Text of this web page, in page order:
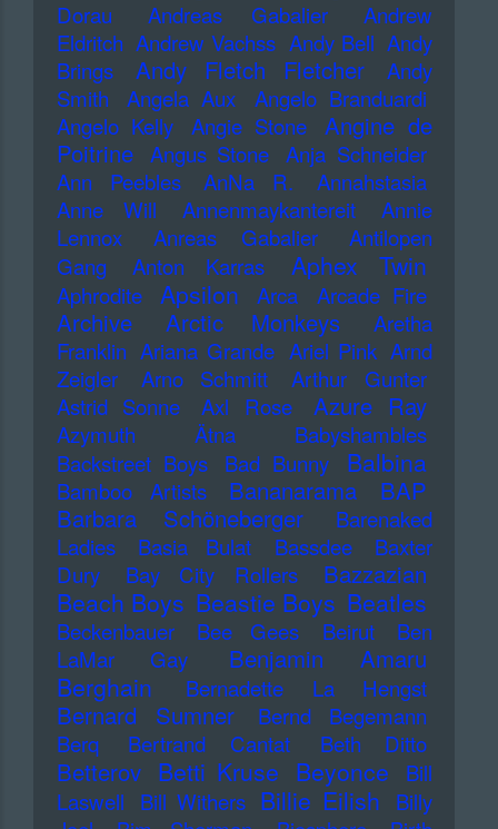
Dorau
Andreas Gabalier
Andrew
Eldritch Andrew Vachss Andy Bell Andy
Brings
Andy Fletch Fletcher
Andy
Smith
Angela Aux
Angelo Branduardi
Angelo Kelly
Angie Stone
Angine de
Poitrine Angus Stone Anja Schneider
Ann Peebles
AnNa R.
Annahstasia
Anne Will
Annenmaykantereit
Annie
Lennox
Anreas Gabalier
Antilopen
Gang
Anton Karras Aphex Twin
Aphrodite Apsilon Arca Arcade Fire
Archive Arctic Monkeys
Aretha
Franklin Ariana Grande Ariel Pink Arnd
Zeigler
Arno Schmitt
Arthur Gunter
Astrid Sonne
Axl Rose Azure Ray
Azymuth Ätna
Babyshambles
Backstreet Boys
Bad Bunny Balbina
Bamboo Artists Bananarama
BAP
Barbara Schöneberger
Barenaked
Ladies
Basia Bulat Bassdee
Baxter
Dury
Bay City Rollers Bazzazian
Beach Boys Beastie Boys Beatles
Beckenbauer Bee Gees Beirut
Ben
LaMar Gay
Benjamin Amaru
Berghain Bernadette La Hengst
Bernard Sumner
Bernd Begemann
Berq
Bertrand Cantat Beth Ditto
Betterov Betti Kruse Beyonce
Bill
Laswell
Bill Withers Billie Eilish
Billy